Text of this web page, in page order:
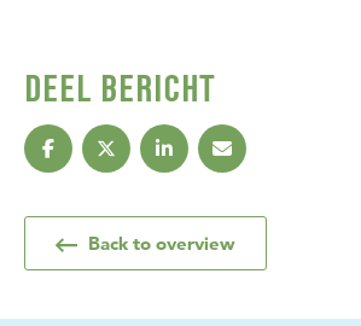
DEEL BERICHT
Back to overview